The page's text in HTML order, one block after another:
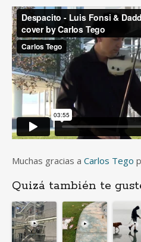
Muchas gracias a Carlos Tego
Quizá también te